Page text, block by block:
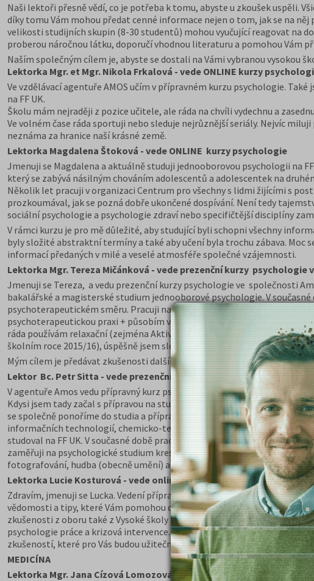
Naši lektoři přesně vědí, co je potřeba k tomu, abyste u zkoušek uspěli.
díky tomu Vám mohou předat cenné informace nejen o tom, jak se na
velikosti studijních skupin (8-30 studentů) mohou vyučující reagovat na
proberou náročnou látku, doporučí vhodnou literaturu a pomohou Vám
Naším společným cílem je, abyste se dostali na Vámi vybranou vysokou
Lektorka Mgr. et Mgr. Nikola Frkalová - vede ONLINE kurzy
Ve vzdělávací agentuře AMOS učím v přípravném kurzu psychologie.
na FF UK.
Školu mám nejraději z pozice učitele, ale ráda na chvíli vydechnu a
Ve volném čase ráda sportuji nebo sleduje nejrůznější seriály. Nejvíc
neznáma za hranice naší krásné země.
Lektorka Magdalena Štoková - vede ONLINE kurzy psychologie
Jmenuji se Magdalena a aktuálně studuji jednooborovou psychologii na
který se zabývá násilným chováním adolescentů a adolescentek na
Několik let pracuji v organizaci Centrum pro všechny s lidmi žijícími s
prozkoumával, jak se pozná dobře ukončené dospívání. Není tedy
sociální psychologie a psychologie zdraví nebo specifičtější disciplíny
V rámci kurzu je pro mě důležité, aby studující byli schopni všechny
byly složité abstraktní termíny a také aby učení byla trochu zábava. Moc
informací předaných v milé a veselé atmosféře společné vzájemnosti.
Lektorka Mgr. Tereza Mičánková - vede prezenční kurzy psychologie
Jmenuji se Tereza, a vedu prezenční kurzy psychologie ve společnosti
bakalářské a magisterské studium jednooborové psychologie. V
psychoterapeutickém směru. Pracuji na pozici psychologa ve
psychoterapeutickou praxi + působím v online poradně Nepanikař.
ráda používám relaxační (zejména Aktivní imaginace), herní a
školním roce 2015/16), úspěšně jsem složila zkoušky na 2 školy, které
Mým cílem je předávat zkušenosti dalším lidem, motivovat ke studiu a
Lektor Bc. Petr Sitta - vede prezenční kurzy psychologie v Praze
V agentuře Amos vedu přípravný kurz psychologie s kolegyní
Kdysi jsem tady začal s přípravou na studium a mohl jsem si tak vybírat z
se společně ponoříme do studia a přípravy na toto náročné budoucí
informačních technologií, chemicko-technologického vývoje,
studoval na FF UK. V současné době pracuji pedagogicky s dětmi v
zaměřuji na psychologické studium kresby dítěte, která znázorňuje
fotografování, hudba (obecně umění) a rád trávím čas studiem odborné
Lektorka Lucie Kosturová - vede online semestrální kurzy
Zdravím, jmenuji se Lucka. Vedení přípravných kurzů pod záštitou Amos
vědomosti a tipy, které Vám pomohou dostat se na Váš vysněný obor.
zkušenosti z oboru také z Vysoké školy aplikované psychologie. Do
psychologie práce a krizová intervence. Velmi ráda s Vámi absolvuji
zkušeností, které pro Vás budou užitečné.
MEDICÍNA
Lektorka Mgr. Jana Cízová Lomozová vede online kurzy Medicíny.